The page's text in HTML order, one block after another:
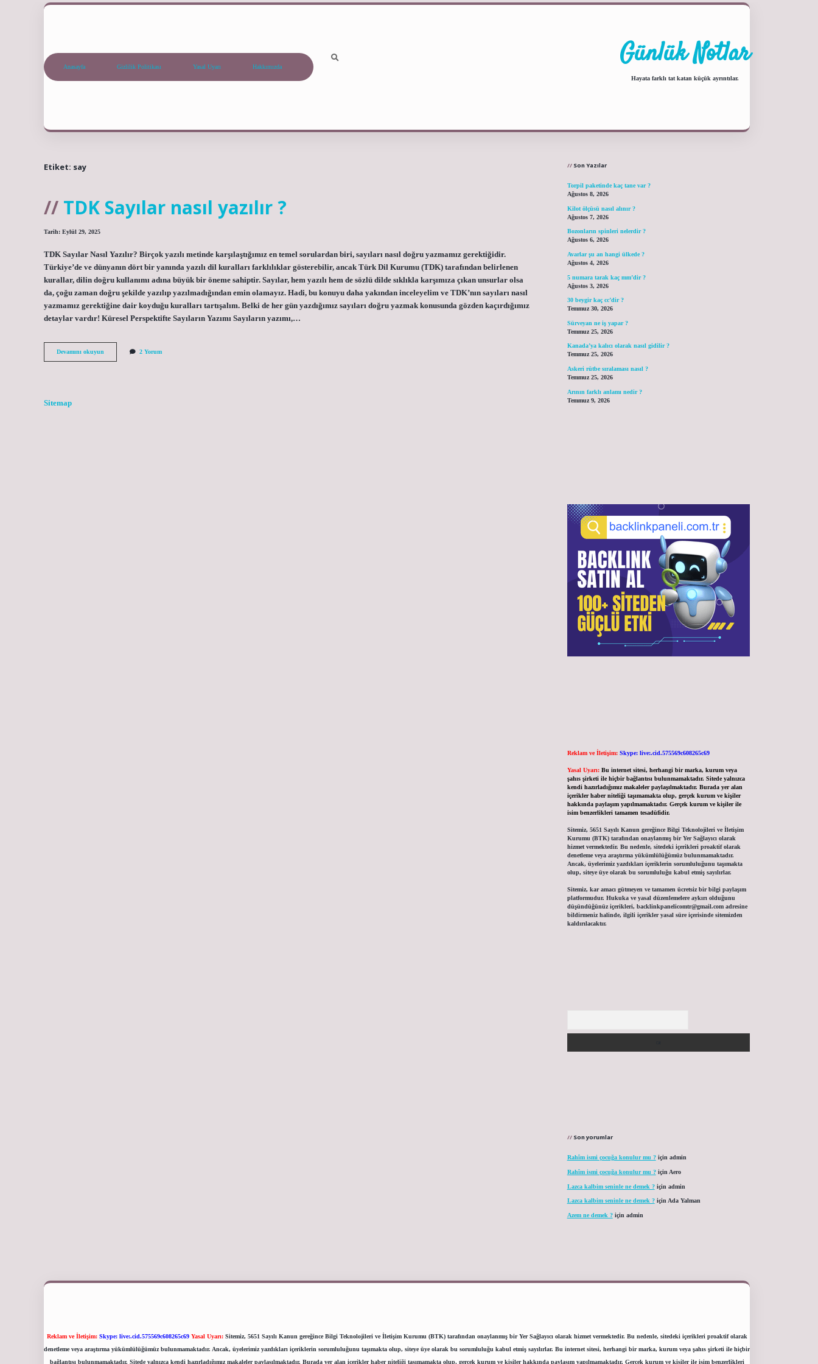
Anasayfa Gizlilik Politikası Yasal Uyarı Hakkımızda Günlük Notlar
Hayata farklı tat katan küçük ayrıntılar.
Etiket: say
TDK Sayılar nasıl yazılır ?
Tarih: Eylül 29, 2025
TDK Sayılar Nasıl Yazılır? Birçok yazılı metinde karşılaştığımız en temel sorulardan biri, sayıları nasıl doğru yazmamız gerektiğidir.
Türkiye’de ve dünyanın dört bir yanında yazılı dil kuralları farklılıklar gösterebilir, ancak Türk Dil Kurumu (TDK) tarafından belirlenen
kurallar, dilin doğru kullanımı adına büyük bir öneme sahiptir. Sayılar, hem yazılı hem de sözlü dilde sıklıkla karşımıza çıkan unsurlar olsa
da, çoğu zaman doğru şekilde yazılıp yazılmadığından emin olamayız. Hadi, bu konuyu daha yakından inceleyelim ve TDK’nın sayıları nasıl
yazmamız gerektiğine dair koyduğu kuralları tartışalım. Belki de her gün yazdığımız sayıları doğru yazmak konusunda gözden kaçırdığımız
detaylar vardır! Küresel Perspektifte Sayıların Yazımı Sayıların yazımı,…
Devamını okuyun
Sayılar
2 Yorum
Sitemap
Son Yazılar
Torpil paketinde kaç tane var ?
Ağustos 8, 2026
Kilot ölçüsü nasıl alınır ?
Ağustos 7, 2026
Bozonların spinleri nelerdir ?
Ağustos 6, 2026
Avarlar şu an hangi ülkede ?
Ağustos 4, 2026
5 numara tarak kaç mm’dir ?
Ağustos 3, 2026
30 beygir kaç cc’dir ?
Temmuz 30, 2026
Sürveyan ne iş yapar ?
Temmuz 25, 2026
Kanada’ya kalıcı olarak nasıl gidilir ?
Temmuz 25, 2026
Askeri rütbe sıralaması nasıl ?
Temmuz 25, 2026
Arının farklı anlamı nedir ?
Temmuz 9, 2026
Reklam ve İletişim: Skype: live:.cid.575569c608265c69
Yasal Uyarı: Bu internet sitesi, herhangi bir marka, kurum veya
şahıs şirketi ile hiçbir bağlantısı bulunmamaktadır. Sitede yalnızca
kendi hazırladığımız makaleler paylaşılmaktadır. Burada yer alan
içerikler haber niteliği taşımamakta olup, gerçek kurum ve kişiler
hakkında paylaşım yapılmamaktadır. Gerçek kurum ve kişiler ile
isim benzerlikleri tamamen tesadüfidir.
Sitemiz, 5651 Sayılı Kanun gereğince Bilgi Teknolojileri ve İletişim
Kurumu (BTK) tarafından onaylanmış bir Yer Sağlayıcı olarak
hizmet vermektedir. Bu nedenle, sitedeki içerikleri proaktif olarak
denetleme veya araştırma yükümlülüğümüz bulunmamaktadır.
Ancak, üyelerimiz yazdıkları içeriklerin sorumluluğunu taşımakta
olup, siteye üye olarak bu sorumluluğu kabul etmiş sayılırlar.
Sitemiz, kar amacı gütmeyen ve tamamen ücretsiz bir bilgi paylaşım
platformudur. Hukuka ve yasal düzenlemelere aykırı olduğunu
düşündüğünüz içerikleri, backlinkpanelicomtr@gmail.comadresine
bildirmeniz halinde, ilgili içerikler yasal süre içerisinde sitemizden
kaldırılacaktır.
Son yorumlar
Rahîm ismi çocuğa konulur mu ?için admin
Rahîm ismi çocuğa konulur mu ?için Aero
Lazca kalbim seninle ne demek ?için admin
Lazca kalbim seninle ne demek ?için Ada Yalman
Azem ne demek ?için admin
Reklam ve İletişim: Skype: live:.cid.575569c608265c69 Yasal Uyarı:Sitemiz, 5651 Sayılı Kanun gereğince Bilgi Teknolojileri ve İletişim Kurumu (BTK) tarafından onaylanmış bir Yer Sağlayıcı olarak hizmet vermektedir. Bu nedenle, sitedeki içerikleri proaktif olarak
denetleme veya araştırma yükümlülüğümüz bulunmamaktadır. Ancak, üyelerimiz yazdıkları içeriklerin sorumluluğunu taşımakta olup, siteye üye olarak bu sorumluluğu kabul etmiş sayılırlar. Bu internet sitesi, herhangi bir marka, kurum veya şahıs şirketi ile hiçbir
bağlantısı bulunmamaktadır. Sitede yalnızca kendi hazırladığımız makaleler paylaşılmaktadır. Burada yer alan içerikler haber niteliği taşımamakta olup, gerçek kurum ve kişiler hakkında paylaşım yapılmamaktadır. Gerçek kurum ve kişiler ile isim benzerlikleri